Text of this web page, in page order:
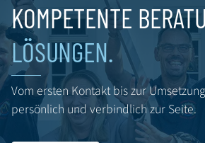
KOMPETENTE
LÖSUNGEN.
Vom ersten Kontakt bis zur
persönlich und verbindlich zur Seite.